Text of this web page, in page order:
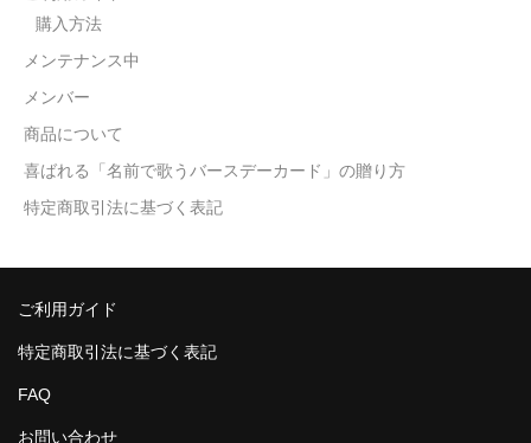
購入方法
メンテナンス中
メンバー
商品について
喜ばれる「名前で歌うバースデーカード」の贈り方
特定商取引法に基づく表記
ご利用ガイド
特定商取引法に基づく表記
FAQ
お問い合わせ